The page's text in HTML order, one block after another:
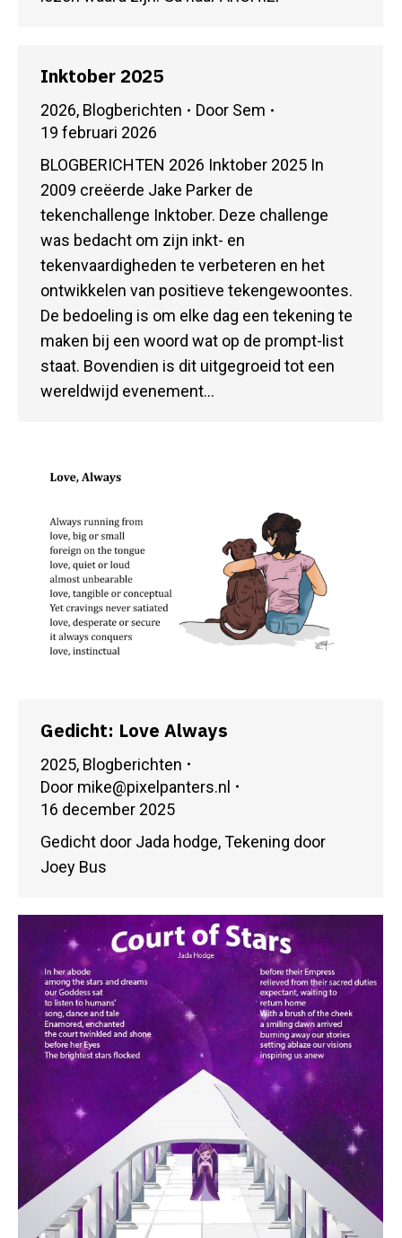
Inktober 2025
2026, Blogberichten Door Sem
19 februari 2026
BLOGBERICHTEN 2026 Inktober 2025 In
2009 creëerde Jake Parker de
tekenchallenge Inktober. Deze challenge
was bedacht om zijn inkt- en
tekenvaardigheden te verbeteren en het
ontwikkelen van positieve tekengewoontes.
De bedoeling is om elke dag een tekening te
maken bij een woord wat op de prompt-list
staat. Bovendien is dit uitgegroeid tot een
wereldwijd evenement…
Gedicht: Love Always
2025, Blogberichten
Door mike@pixelpanters.nl
16 december 2025
Gedicht door Jada hodge, Tekening door
Joey Bus